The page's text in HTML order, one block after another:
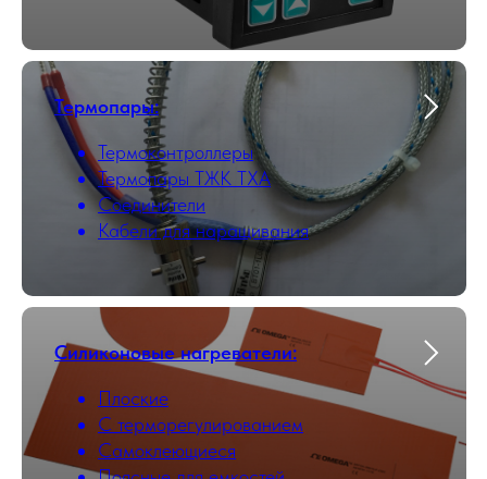
Термопары:
Термоконтроллеры
Термопары ТЖК ТХА
Соединители
Кабели для наращивания
Силиконовые нагреватели:
Плоские
С терморегулированием
Самоклеющиеся